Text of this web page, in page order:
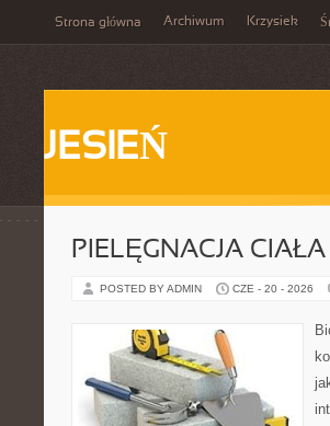
Strona główna Archiwum Krzysiek
JESIEŃ
PIELĘGNACJA
POSTED BY ADMIN CZE - 20 - 2026